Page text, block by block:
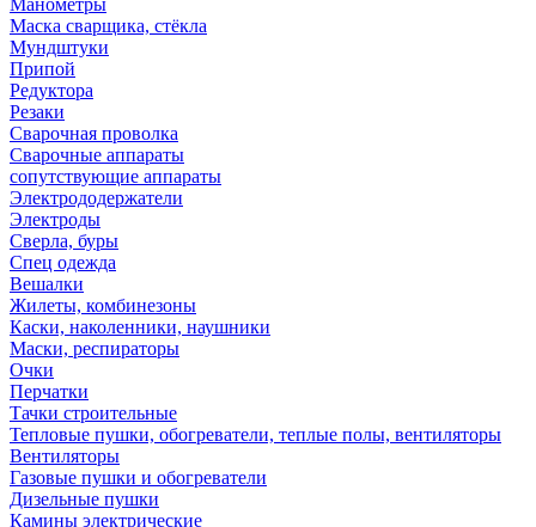
Манометры
Маска сварщика, стёкла
Мундштуки
Припой
Редуктора
Резаки
Сварочная проволка
Сварочные аппараты
сопутствующие аппараты
Электрододержатели
Электроды
Сверла, буры
Спец одежда
Вешалки
Жилеты, комбинезоны
Каски, наколенники, наушники
Маски, респираторы
Очки
Перчатки
Тачки строительные
Тепловые пушки, обогреватели, теплые полы, вентиляторы
Вентиляторы
Газовые пушки и обогреватели
Дизельные пушки
Камины электрические